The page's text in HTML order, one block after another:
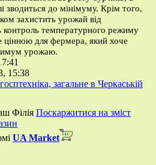
зводиться до мінімуму. Крім того,
захистить урожай від
контроль температурного режиму
цінною для фермера, який хоче
урожаю.
15:38
загальне в Черкаській
Філія Поскаржитися на зміст
UA Market